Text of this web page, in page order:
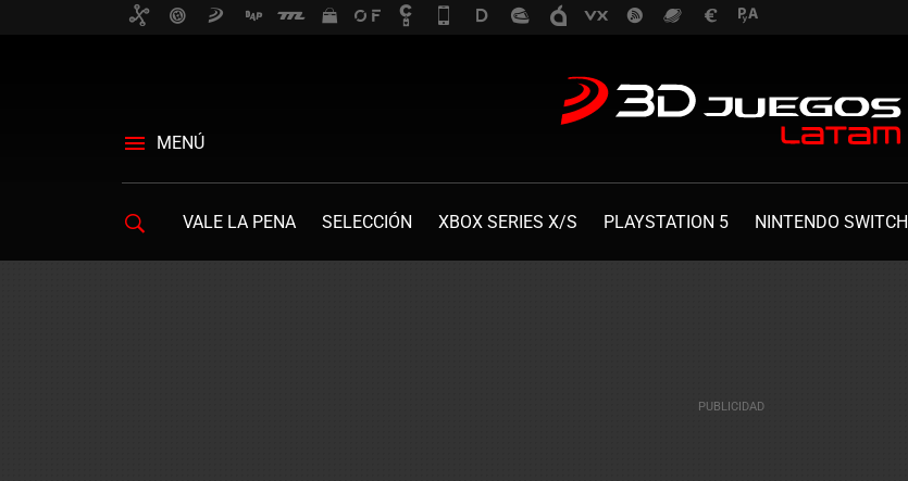
MENÚ
VALE LA PENA SELECCIÓN XBOX SERIES X/S PLAYSTATION 5 NINTENDO SWITCH